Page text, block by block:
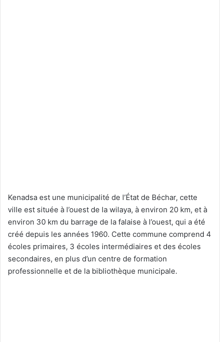
Kenadsa est une municipalité de l’État de Béchar, cette
ville est située à l’ouest de la wilaya, à environ 20 km, et à
environ 30 km du barrage de la falaise à l’ouest, qui a été
créé depuis les années 1960. Cette commune comprend 4
écoles primaires, 3 écoles intermédiaires et des écoles
secondaires, en plus d’un centre de formation
professionnelle et de la bibliothèque municipale.